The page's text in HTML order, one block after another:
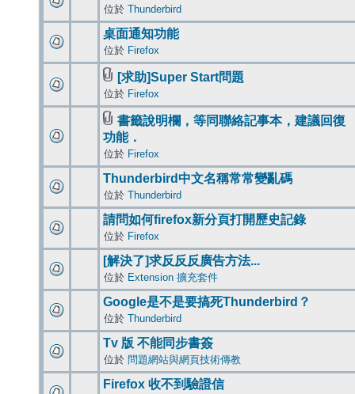
位於 Thunderbird
桌面通知功能
位於 Firefox
[求助]Super Start問題
位於 Firefox
書籤說明欄，等同聯絡記事本，建議回復
功能．
位於 Firefox
Thunderbird中文名稱常常變亂碼
位於 Thunderbird
請問如何firefox新分頁打開歷史記錄
位於 Firefox
[解決了]求反反反廣告方法...
位於 Extension 擴充套件
Google是不是要搞死Thunderbird？
位於 Thunderbird
Tv 版 不能同步書簽
位於 問題網站與網頁技術傳教
Firefox 收不到驗證信